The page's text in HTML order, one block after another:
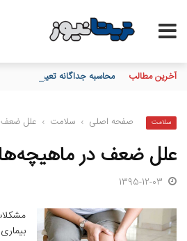
آخرین مطالب محاسبه جداگانه تعیین تکلیف 80 درصد برگه چک‌های کاغذی و الکترونیکی هنگام درخواست دسته چک
سلامت صفحه اصلی › سلامت › علل ضعف
علل ضعف در
1395-12-03